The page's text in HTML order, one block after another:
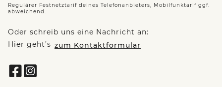
Regulärer Festnetztarif deines Telefonanbieters, Mobilfunktarif ggf.
abweichend.
Oder schreib uns eine Nachricht an:
Hier geht’s zum Kontaktformular